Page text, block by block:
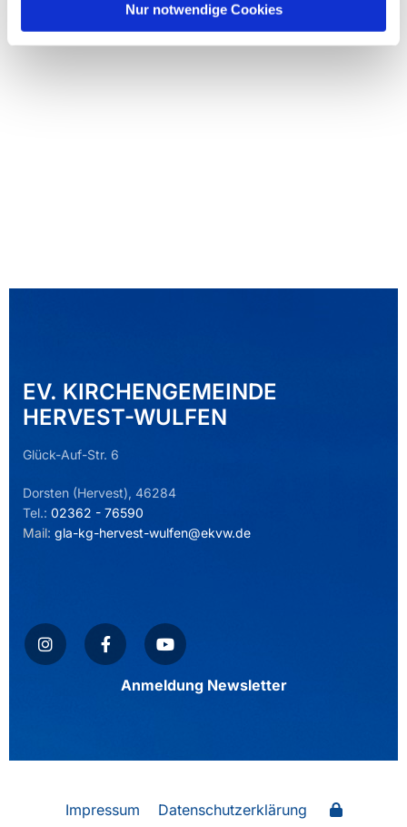
Nur notwendige Cookies
EV. KIRCHENGEMEINDE
HERVEST-WULFEN
Glück-Auf-Str. 6
Dorsten (Hervest), 46284
Tel.: 02362 - 76590
Mail: gla-kg-hervest-wulfen@ekvw.de
Anmeldung Newsletter
Impressum
Datenschutzerklärung